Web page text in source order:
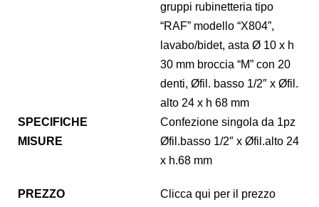
gruppi rubinetteria tipo
“RAF” modello “X804”,
lavabo/bidet, asta Ø 10 x h
30 mm broccia “M” con 20
denti, Øfil. basso 1/2″ x Øfil.
alto 24 x h 68 mm
SPECIFICHE
Confezione singola da 1pz
MISURE
Øfil.basso 1/2″ x Øfil.alto 24
x h.68 mm
PREZZO Clicca qui per il prezzo